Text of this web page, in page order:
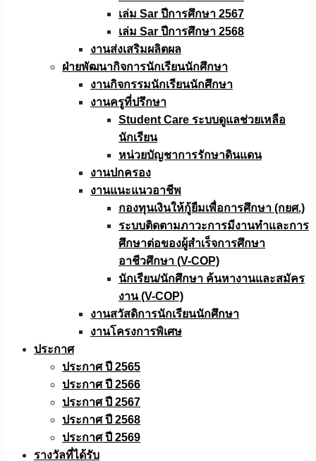
เล่ม Sar ปีการศึกษา 2567
เล่ม Sar ปีการศึกษา 2568
งานส่งเสริมผลิตผล
ฝ่ายพัฒนากิจการนักเรียนนักศึกษา
งานกิจกรรมนักเรียนนักศึกษา
งานครูที่ปรึกษา
Student Care ระบบดูแลช่วยเหลือ
นักเรียน
หน่วยบัญชาการรักษาดินแดน
งานปกครอง
งานแนะแนวอาชีพ
กองทุนเงินให้กู้ยืมเพื่อการศึกษา (กยศ.)
ระบบติดตามภาวะการมีงานทำและการ
ศึกษาต่อของผู้สำเร็จการศึกษา
อาชีวศึกษา (V-COP)
นักเรียน/นักศึกษา ค้นหางานและสมัคร
งาน (V-COP)
งานสวัสดิการนักเรียนนักศึกษา
งานโครงการพิเศษ
ประกาศ
ประกาศ ปี 2565
ประกาศ ปี 2566
ประกาศ ปี 2567
ประกาศ ปี 2568
ประกาศ ปี 2569
รางวัลที่ได้รับ